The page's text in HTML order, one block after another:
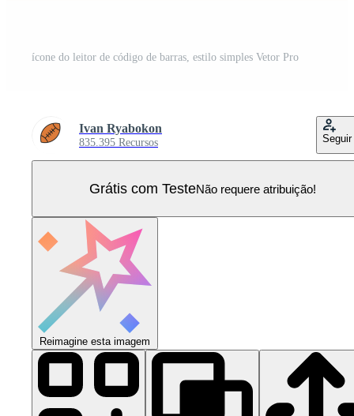
ícone do leitor de código de barras, estilo simples Vetor Pro
Ivan Ryabokon
835.395 Recursos Seguir
Grátis com TesteNão requere atribuição!
Reimagine esta imagem